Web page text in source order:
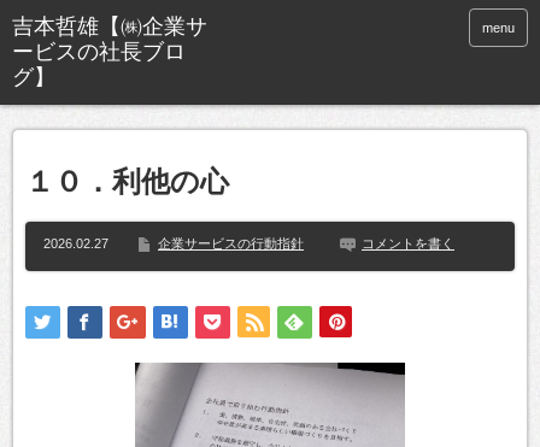
menu
１０．利他の心
2026.02.27 企業サービスの行動指針 コメントを書く